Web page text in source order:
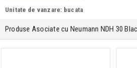
Unitate de vanzare: bucata
Produse Asociate cu Neumann NDH 30